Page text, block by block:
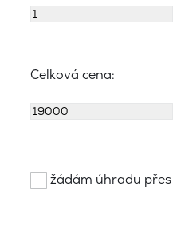
Celková cena:
žádám úhradu